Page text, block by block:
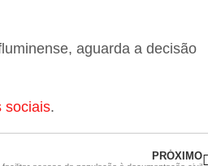
aguarda a decisão
sociais.
PRÓXIMO